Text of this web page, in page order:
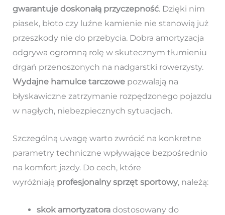
gwarantuje doskonałą przyczepność. Dzięki nim
piasek, błoto czy luźne kamienie nie stanowią już
przeszkody nie do przebycia. Dobra amortyzacja
odgrywa ogromną rolę w skutecznym tłumieniu
drgań przenoszonych na nadgarstki rowerzysty.
Wydajne hamulce tarczowepozwalają na
błyskawiczne zatrzymanie rozpędzonego pojazdu
w nagłych, niebezpiecznych sytuacjach.
Szczególną uwagę warto zwrócić na konkretne
parametry techniczne wpływające bezpośrednio
na komfort jazdy. Do cech, które
wyróżniają profesjonalny sprzęt sportowy, należą:
skok amortyzatoradostosowany do